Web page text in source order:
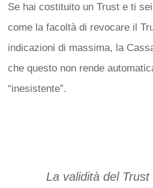
Se hai costituito un Trust e ti
come la facoltà di revocare il
indicazioni di massima, la
che questo non rende
“inesistente”.
La validità del Trust